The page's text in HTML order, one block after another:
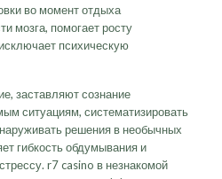
во момент отдыха
мозга, помогает росту
психическую
заставляют сознание
ситуациям, систематизировать
решения в необычных
гибкость обдумывания и
r7 casino в незнакомой